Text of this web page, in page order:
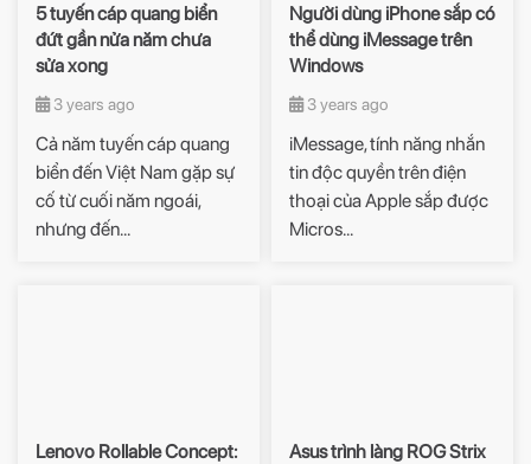
5 tuyến cáp quang biển
đứt gần nửa năm chưa
sửa xong
3 years ago
Cả năm tuyến cáp quang
biển đến Việt Nam gặp sự
cố từ cuối năm ngoái,
nhưng đến...
Người dùng iPhone sắp có
thể dùng iMessage trên
Windows
3 years ago
iMessage, tính năng nhắn
tin độc quyền trên điện
thoại của Apple sắp được
Micros...
Lenovo Rollable Concept:
Asus trình làng ROG Strix